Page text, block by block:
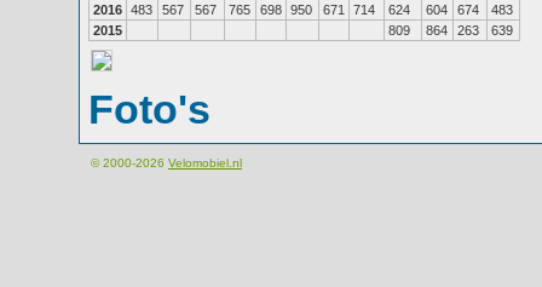
2016 483 567 567 765 698 950 671 714 624 604 674
483
2015
809 864 263 639
Foto's
© 2000-2026 Velomobiel.nl